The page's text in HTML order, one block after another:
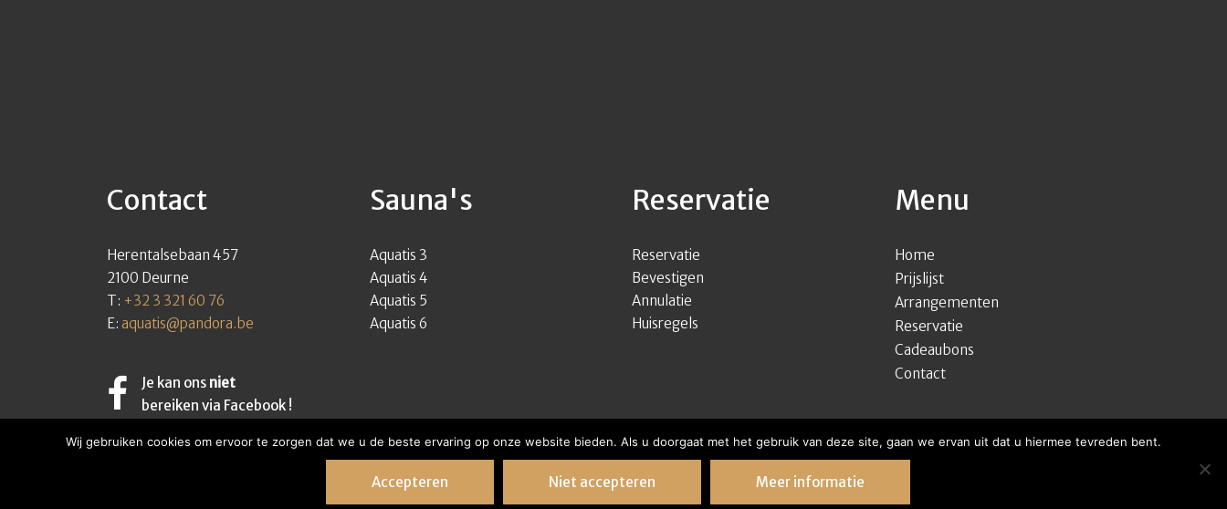
Contact
Herentalsebaan 457
2100 Deurne
T: +32 3 321 60 76
E: aquatis@pandora.be
Je kan ons niet
bereiken via Facebook !
Sauna's
Aquatis 3
Aquatis 4
Aquatis 5
Aquatis 6
Reservatie
Reservatie
Bevestigen
Annulatie
Huisregels
Menu
Home
Prijslijst
Arrangementen
Reservatie
Cadeaubons
Contact
Algemene voorwaarden
Wij gebruiken cookies om ervoor te zorgen dat we u de beste ervaring op onze website bieden. Als u doorgaat met het gebruik van deze site, gaan we ervan uit dat u hiermee tevreden bent.
Accepteren Niet accepteren Meer informatie